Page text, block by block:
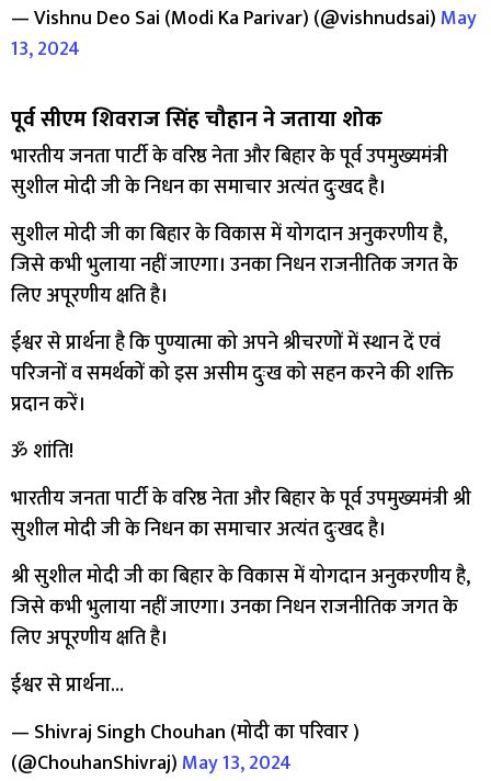
— Vishnu Deo Sai (Modi Ka Parivar) (@vishnudsai) May
13, 2024
पूर्व सीएम शिवराज सिंह चौहान ने जताया शोक
भारतीय जनता पार्टी के वरिष्ठ नेता और बिहार के पूर्व उपमुख्यमंत्री
सुशील मोदी जी के निधन का समाचार अत्यंत दुःखद है।
सुशील मोदी जी का बिहार के विकास में योगदान अनुकरणीय है,
जिसे कभी भुलाया नहीं जाएगा। उनका निधन राजनीतिक जगत के
लिए अपूरणीय क्षति है।
ईश्वर से प्रार्थना है कि पुण्यात्मा को अपने श्रीचरणों में स्थान दें एवं
परिजनों व समर्थकों को इस असीम दुःख को सहन करने की शक्ति
प्रदान करें।
ॐ शांति!
भारतीय जनता पार्टी के वरिष्ठ नेता और बिहार के पूर्व उपमुख्यमंत्री श्री
सुशील मोदी जी के निधन का समाचार अत्यंत दुःखद है।
श्री सुशील मोदी जी का बिहार के विकास में योगदान अनुकरणीय है,
जिसे कभी भुलाया नहीं जाएगा। उनका निधन राजनीतिक जगत के
लिए अपूरणीय क्षति है।
ईश्वर से प्रार्थना…
— Shivraj Singh Chouhan (मोदी का परिवार )
(@ChouhanShivraj) May 13, 2024